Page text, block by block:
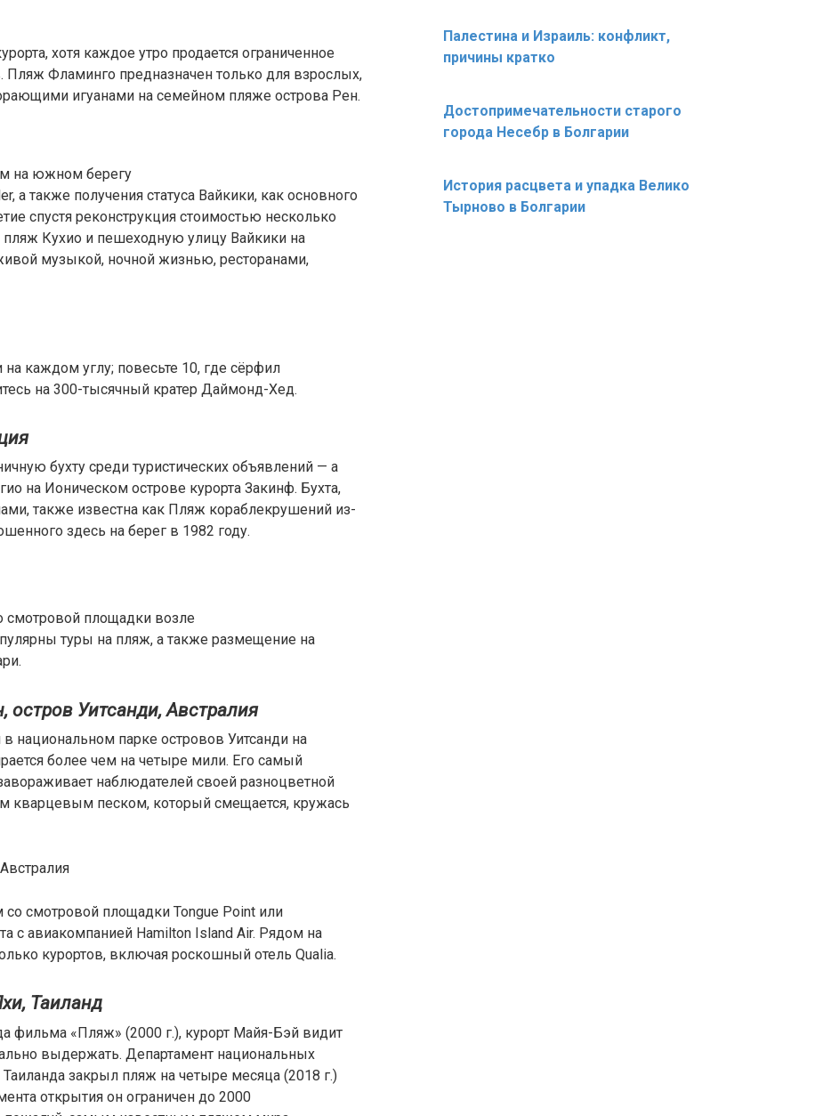
хотя каждое утро продается ограниченное
Пляж Фламинго предназначен только для взрослых,
игуанами на семейном пляже острова Рен.
на южном берегу
а также получения статуса Вайкики, как основного
спустя реконструкция стоимостью несколько
Кухио и пешеходную улицу Вайкики на
музыкой, ночной жизнью, ресторанами,
каждом углу; повесьте 10, где сёрфил
на 300-тысячный кратер Даймонд-Хед.
бухту среди туристических объявлений — а
на Ионическом острове курорта Закинф. Бухта,
также известна как Пляж кораблекрушений из-
здесь на берег в 1982 году.
площадки возле
туры на пляж, а также размещение на
остров Уитсанди, Австралия
национальном парке островов Уитсанди на
более чем на четыре мили. Его самый
наблюдателей своей разноцветной
кварцевым песком, который смещается, кружась
смотровой площадки Tongue Point или
с авиакомпанией Hamilton Island Air. Рядом на
курортов, включая роскошный отель Qualia.
Таиланд
фильма «Пляж» (2000 г.), курорт Майя-Бэй видит
выдержать. Департамент национальных
закрыл пляж на четыре месяца (2018 г.)
открытия он ограничен до 2000
Палестина и Израиль: конфликт,
причины кратко
Достопримечательности старого
города Несебр в Болгарии
История расцвета и упадка Велико
Тырново в Болгарии